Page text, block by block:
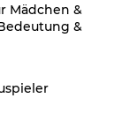
Mädchen &
&